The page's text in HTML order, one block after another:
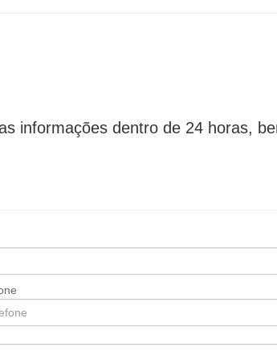
informações dentro de 24 horas,